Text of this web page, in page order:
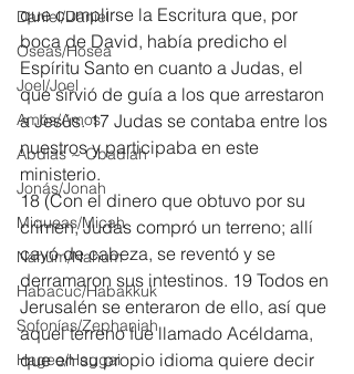
Daniel/Daniel
Oseas/Hosea
Joel/Joel
Amós/Amos
Abdías ~ Obadiah
Jonás/Jonah
Miqueas/Micah
Nahúm/Nahum
Habacuc/Habakkuk
Sofonías/Zephaniah
Hageo/Haggai
que cumplirse la Escritura que, por
boca de David, había predicho el
Espíritu Santo en cuanto a Judas, el
que sirvió de guía a los que arrestaron
a Jesús. 17 Judas se contaba entre los
nuestros y participaba en este
ministerio.
18 (Con el dinero que obtuvo por su
crimen, Judas compró un terreno; allí
cayó de cabeza, se reventó y se
derramaron sus intestinos. 19 Todos en
Jerusalén se enteraron de ello, así que
aquel terreno fue llamado Acéldama,
que en su propio idioma quiere decir